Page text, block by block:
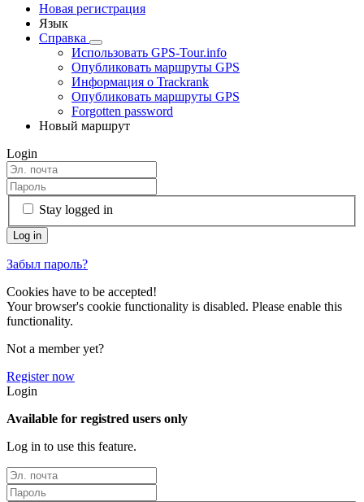
Новая регистрация
Язык
Справка
Использовать GPS-Tour.info
Опубликовать маршруты GPS
Информация о Trackrank
Опубликовать маршруты GPS
Forgotten password
Новый маршрут
Login
Stay logged in
Забыл пароль?
Cookies have to be accepted!
Your browser's cookie functionality is disabled. Please enable this
functionality.
Not a member yet?
Register now
Login
Available for registred users only
Log in to use this feature.